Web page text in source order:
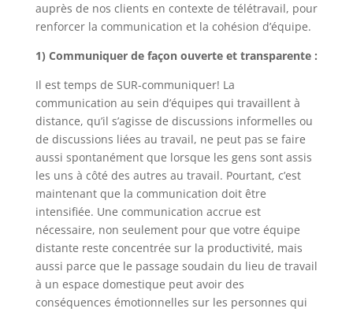
auprès de nos clients en contexte de télétravail, pour
renforcer la communication et la cohésion d’équipe.
1) Communiquer de façon ouverte et transparente :
Il est temps de SUR-communiquer! La
communication au sein d’équipes qui travaillent à
distance, qu’il s’agisse de discussions informelles ou
de discussions liées au travail, ne peut pas se faire
aussi spontanément que lorsque les gens sont assis
les uns à côté des autres au travail. Pourtant, c’est
maintenant que la communication doit être
intensifiée. Une communication accrue est
nécessaire, non seulement pour que votre équipe
distante reste concentrée sur la productivité, mais
aussi parce que le passage soudain du lieu de travail
à un espace domestique peut avoir des
conséquences émotionnelles sur les personnes qui